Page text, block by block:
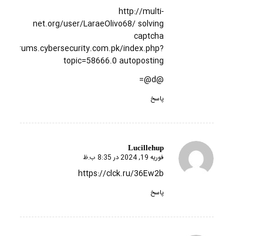
http://multi-
net.org/user/LaraeOlivo68/solving
captcha
forums.cybersecurity.com.pk/index.php?
topic=58666.0 autoposting
@d@=
پاسخ
Lucillehup
گفته:
فوریه 19, 2024 در 8:35 ب.ظ
https://clck.ru/36Ew2b
پاسخ